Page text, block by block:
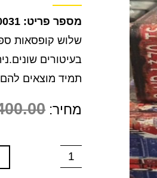
שלוש קופסאות
בעיטורים
תמיד מוצאים
מחיר: